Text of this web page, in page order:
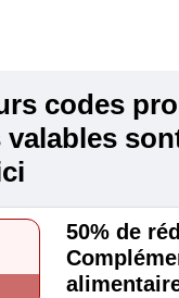
codes
50% de